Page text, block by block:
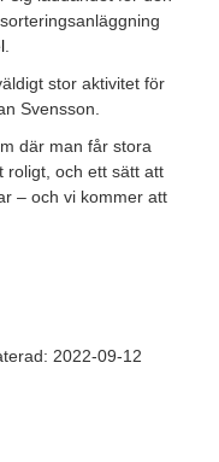
stor aktivitet för
Svensson.
där man får stora
roligt, och ett sätt att
– och vi kommer att
2022-09-12